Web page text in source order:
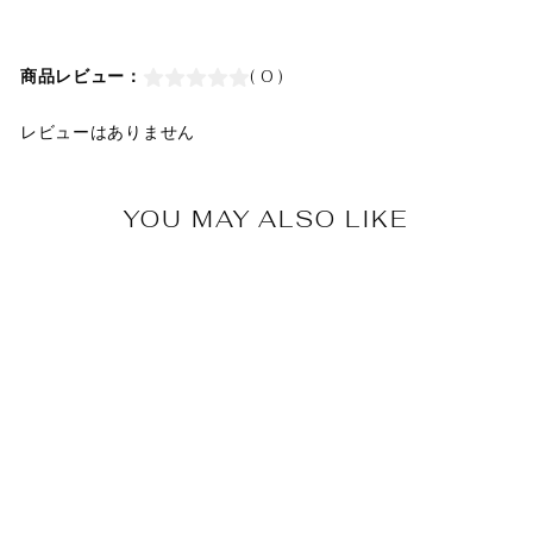
商品レビュー： ( 0 )
レビューはありません
YOU MAY ALSO LIKE